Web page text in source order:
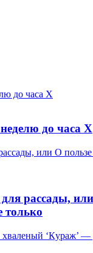
до часа Х
до часа Х
или О
рассады,
только
хваленый ‘Кyраж’ —